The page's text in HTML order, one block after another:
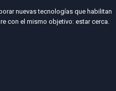
nuevas tecnologías que habilitan
con el mismo objetivo: estar cerca.